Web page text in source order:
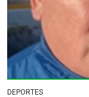
DEPORTES